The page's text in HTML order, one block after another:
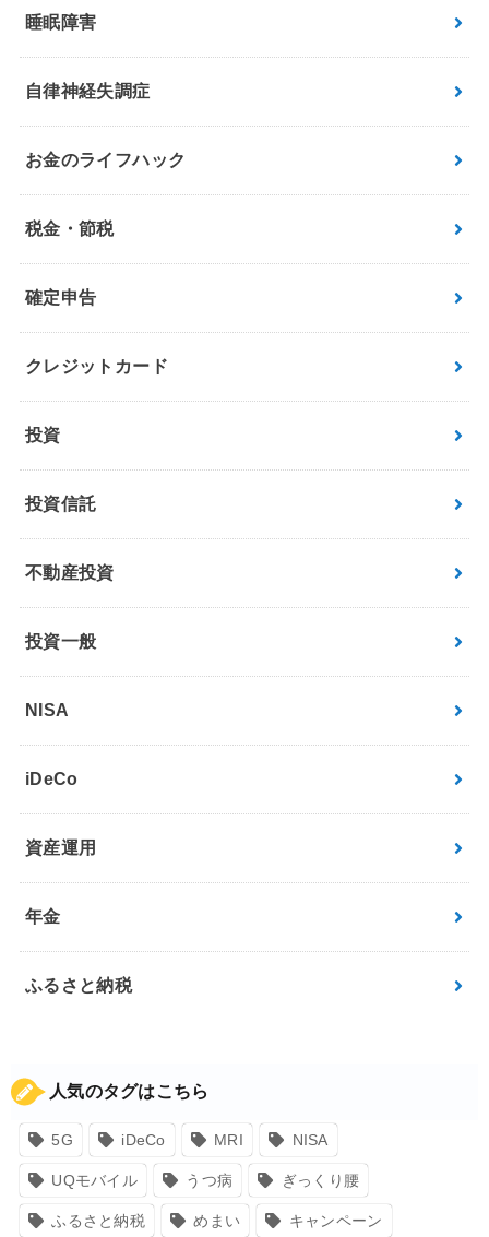
睡眠障害
自律神経失調症
お金のライフハック
税金・節税
確定申告
クレジットカード
投資
投資信託
不動産投資
投資一般
NISA
iDeCo
資産運用
年金
ふるさと納税
人気のタグはこちら
5G iDeCo MRI NISA
UQモバイル うつ病 ぎっくり腰
ふるさと納税 めまい キャンペーン